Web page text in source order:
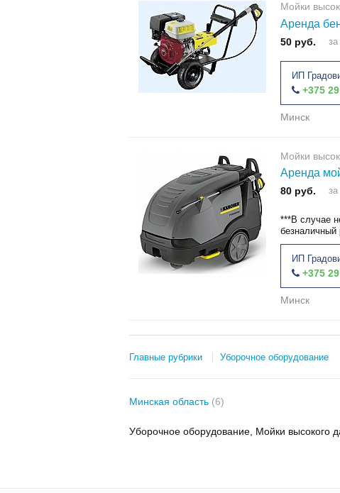
Мойки
Аренда
50 руб. за
ИП
+375
Минск
Мойки
Аренда
80 руб. за
***В случае
безналичный
ИП
+375
Минск
Главные рубрики Уборочное оборудование
Минская область (6)
Уборочное оборудование, Мойки высокого